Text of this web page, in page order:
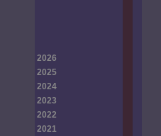
2026
2025
2024
2023
2022
2021